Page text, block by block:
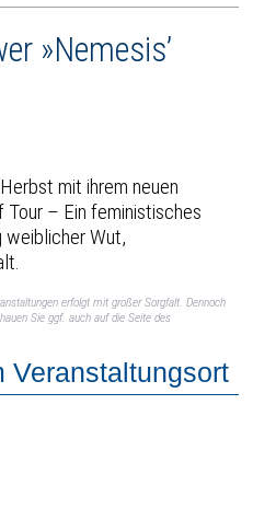
»Nemesis’
mit ihrem neuen
Tour – Ein feministisches
weiblicher Wut,
erfolgt mit großer Sorgfalt. Dennoch
Sie ggf. auch auf die Seite des
Veranstaltungsort